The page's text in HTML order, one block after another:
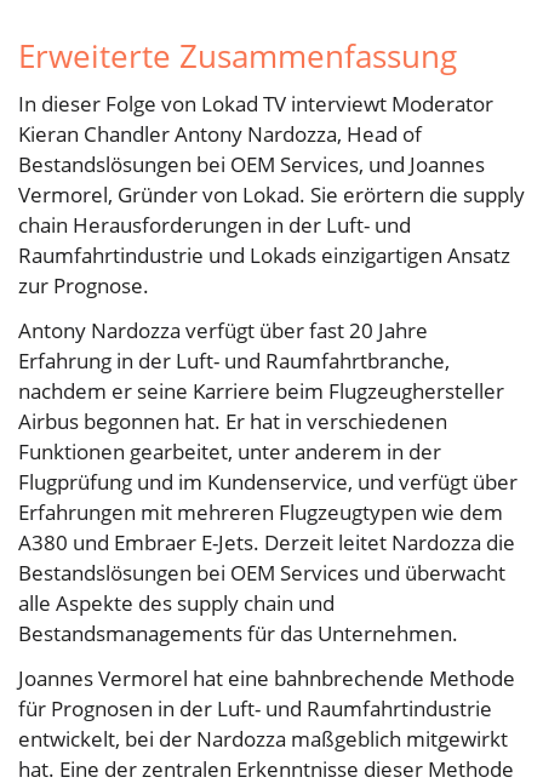
Erweiterte Zusammenfassung
In dieser Folge von Lokad TV interviewt Moderator
Kieran Chandler Antony Nardozza, Head of
Bestandslösungen bei OEM Services, und Joannes
Vermorel, Gründer von Lokad. Sie erörtern die supply
chain Herausforderungen in der Luft- und
Raumfahrtindustrie und Lokads einzigartigen Ansatz
zur Prognose.
Antony Nardozza verfügt über fast 20 Jahre
Erfahrung in der Luft- und Raumfahrtbranche,
nachdem er seine Karriere beim Flugzeughersteller
Airbus begonnen hat. Er hat in verschiedenen
Funktionen gearbeitet, unter anderem in der
Flugprüfung und im Kundenservice, und verfügt über
Erfahrungen mit mehreren Flugzeugtypen wie dem
A380 und Embraer E-Jets. Derzeit leitet Nardozza die
Bestandslösungen bei OEM Services und überwacht
alle Aspekte des supply chain und
Bestandsmanagements für das Unternehmen.
Joannes Vermorel hat eine bahnbrechende Methode
für Prognosen in der Luft- und Raumfahrtindustrie
entwickelt, bei der Nardozza maßgeblich mitgewirkt
hat. Eine der zentralen Erkenntnisse dieser Methode